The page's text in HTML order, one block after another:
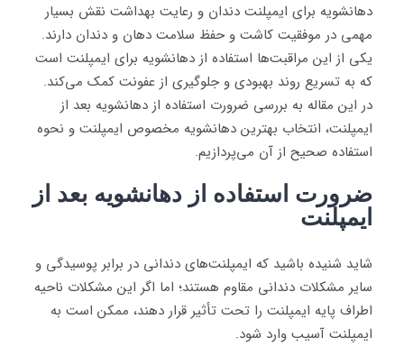
دهانشویه برای ایمپلنت دندان و رعایت بهداشت نقش بسیار
مهمی در موفقیت کاشت و حفظ سلامت دهان و دندان دارند.
یکی از این مراقبت‌ها استفاده از دهانشویه برای ایمپلنت است
که به تسریع روند بهبودی و جلوگیری از عفونت کمک می‌کند.
در این مقاله به بررسی ضرورت استفاده از دهانشویه بعد از
ایمپلنت، انتخاب بهترین دهانشویه مخصوص ایمپلنت و نحوه
استفاده صحیح از آن می‌پردازیم.
ضرورت استفاده از دهانشویه بعد از
ایمپلنت
شاید شنیده باشید که ایمپلنت‌های دندانی در برابر پوسیدگی و
سایر مشکلات دندانی مقاوم هستند؛ اما اگر این مشکلات ناحیه
اطراف پایه ایمپلنت را تحت تأثیر قرار دهند، ممکن است به
ایمپلنت آسیب وارد شود.